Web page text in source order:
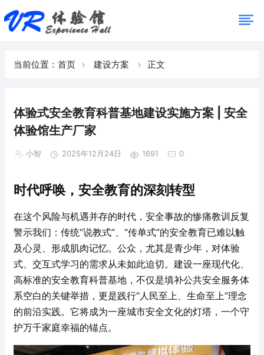
当前位置： 首页 建设方案 正文
体验式安全教育科普基地建设实施方案 | 安全
体验馆生产厂家
小智 2025年12月24日 1691 0
时代呼唤，安全教育的深刻转型
在这个风险与机遇并存的时代，安全事故的惨痛教训反复
警示我们：传统“说教式”、“传单式”的安全教育已难以触
及心灵、形成肌肉记忆。公众，尤其是青少年，对体验
式、交互式学习的需求从未如此迫切。建设一座现代化、
高标准的安全教育科普基地，不仅是填补公共安全服务体
系空白的关键举措，更是践行“人民至上、生命至上”理念
的前沿实践。它将成为一座城市安全文化的灯塔，一个守
护万千家庭幸福的锚点。